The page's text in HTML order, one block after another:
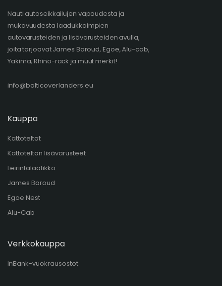
Nauti autoseikkailujen vapaudesta ja
mukavuudesta laadukkaimpien
autovarusteiden ja lisävarusteiden avulla,
joita tarjoavat James Baroud, Egoe, Alu-cab,
Yakima, Rhino-rack ja muut merkit!
info@balticoverlanders.eu
Kauppa
Kattoteltat
Kattoteltan lisävarusteet
Leirintälaatikko
James Baroud
Egoe Nest
Alu-Cab
Verkkokauppa
InBank-vuokrausostot